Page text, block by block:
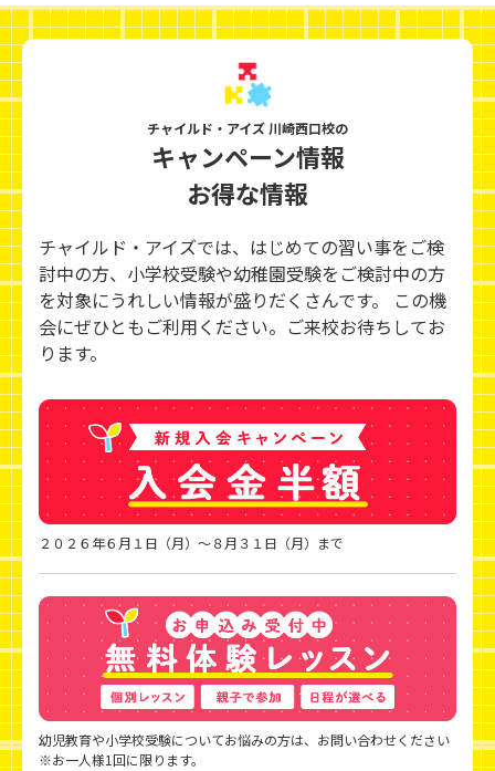
チャイルド・アイズ 川崎西口校の
キャンペーン情報
お得な情報
チャイルド・アイズでは、はじめての習い事をご検
討中の方、小学校受験や幼稚園受験をご検討中の方
を対象にうれしい情報が盛りだくさんです。 この機
会にぜひともご利用ください。ご来校お待ちしてお
ります。
２０２６年６月１日（月）～８月３１日（月）まで
幼児教育や小学校受験についてお悩みの方は、お問い合わせください
※お一人様1回に限ります。